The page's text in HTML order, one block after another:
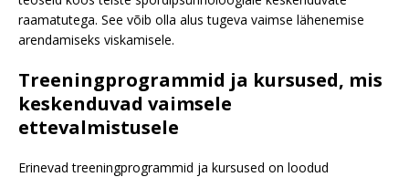
raamatutega. See võib olla alus tugeva vaimse lähenemise
arendamiseks viskamisele.
Treeningprogrammid ja kursused, mis
keskenduvad vaimsele
ettevalmistusele
Erinevad treeningprogrammid ja kursused on loodud